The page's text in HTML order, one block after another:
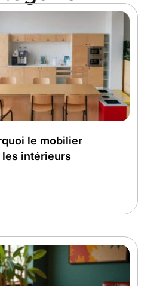
le mobilier
intérieurs